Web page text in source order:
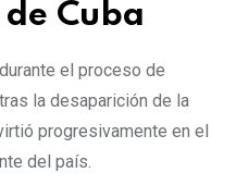
Cuba
el proceso de
la desaparición de la
progresivamente en el
del país.